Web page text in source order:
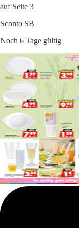
auf Seite 3
Sconto SB
Noch 6 Tage gültig